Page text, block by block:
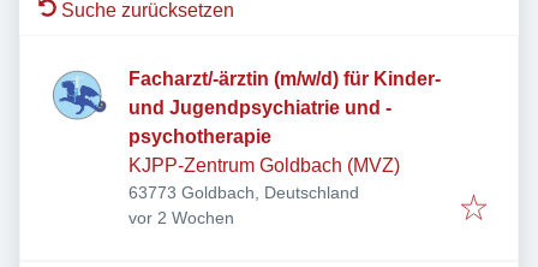
Suche zurücksetzen
Facharzt/-ärztin (m/w/d) für Kinder-
und Jugendpsychiatrie und -
psychotherapie
KJPP-Zentrum Goldbach (MVZ)
63773 Goldbach, Deutschland
Veröffentlicht:
vor 2 Wochen